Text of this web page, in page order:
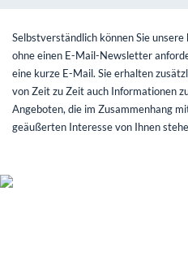
Selbstverständlich können Sie
ohne einen E-Mail-Newsletter
eine kurze E-Mail. Sie erhalten
von Zeit zu Zeit auch Informationen
Angeboten, die im Zusammenhang
geäußerten Interesse von Ihnen